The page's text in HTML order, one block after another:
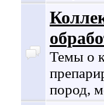
Темы о
пород,